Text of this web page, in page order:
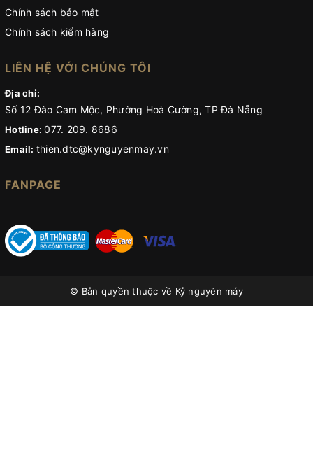
Chính sách bảo mật
Chính sách kiểm hàng
LIÊN HỆ VỚI CHÚNG TÔI
Địa chỉ:
Số 12 Đào Cam Mộc, Phường Hoà Cường, TP Đà Nẵng
Hotline:077. 209. 8686
Email: thien.dtc@kynguyenmay.vn
FANPAGE
© Bản quyền thuộc về Kỷ nguyên máy